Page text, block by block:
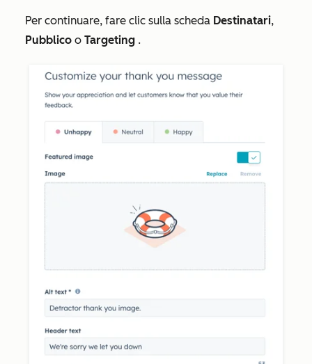
Per continuare, fare clic sulla scheda Destinatari,
Pubblico o Targeting .